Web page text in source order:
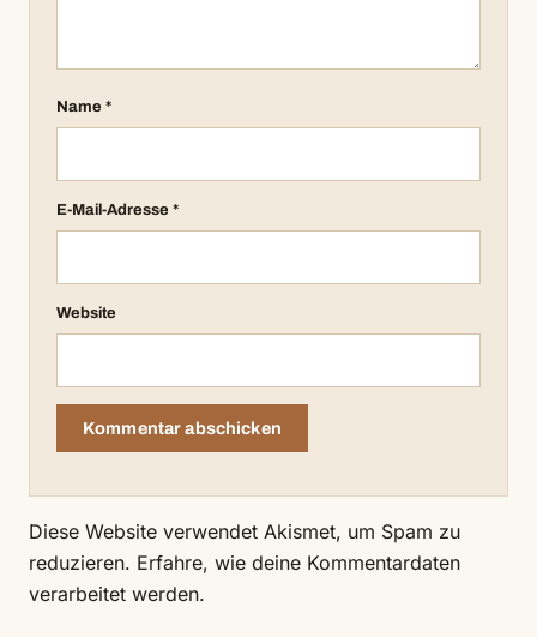
Name *
E-Mail-Adresse *
Website
Diese Website verwendet Akismet, um Spam zu
reduzieren. Erfahre, wie deine Kommentardaten
verarbeitet werden.